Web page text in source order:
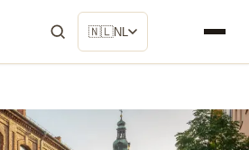
🇳🇱NL